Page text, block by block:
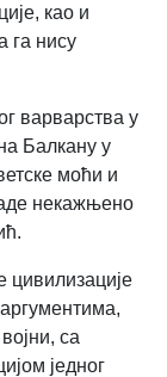
као и
га нису
варварства у
Балкану у
моћи и
некажњено
цивилизације
са
једног